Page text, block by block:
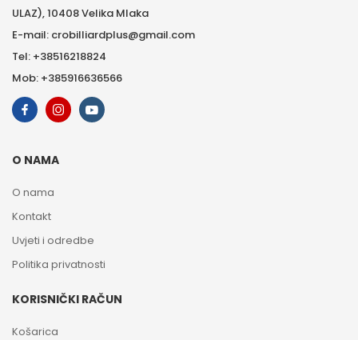
ULAZ), 10408 Velika Mlaka
E-mail: crobilliardplus@gmail.com
Tel: +38516218824
Mob: +385916636566
O NAMA
O nama
Kontakt
Uvjeti i odredbe
Politika privatnosti
KORISNIČKI RAČUN
Košarica